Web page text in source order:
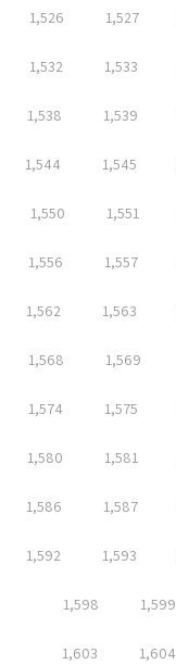
1,526 1,527
1,532 1,533
1,538 1,539
1,544 1,545
1,550 1,551
1,556 1,557
1,562 1,563
1,568 1,569
1,574 1,575
1,580 1,581
1,586 1,587
1,592 1,593
1,598 1,599
1,603 1,604